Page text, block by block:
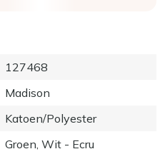
127468
Madison
Katoen/Polyester
Groen, Wit - Ecru